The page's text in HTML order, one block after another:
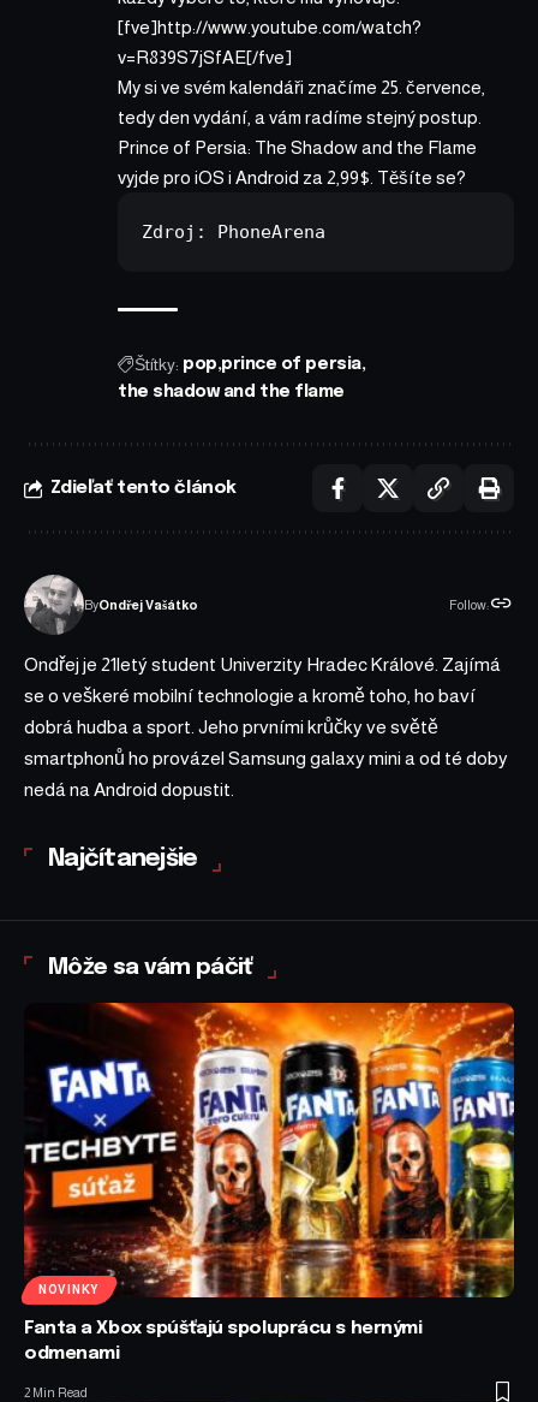
[fve]http://www.youtube.com/watch?
v=R839S7jSfAE[/fve]
My si ve svém kalendáři značíme 25. července,
tedy den vydání, a vám radíme stejný postup.
Prince of Persia: The Shadow and the Flame
vyjde pro iOS i Android za 2,99$. Těšíte se?
Zdroj: PhoneArena
Štítky: pop prince of persia
the shadow and the flame
Zdieľať tento článok
ByOndřej Vašátko Follow:
Ondřej je 21letý student Univerzity Hradec Králové. Zajímá
se o veškeré mobilní technologie a kromě toho, ho baví
dobrá hudba a sport. Jeho prvními krůčky ve světě
smartphonů ho provázel Samsung galaxy mini a od té doby
nedá na Android dopustit.
Najčítanejšie
Môže sa vám páčiť
NOVINKY
Fanta a Xbox spúšťajú spoluprácu s hernými
odmenami
2 Min Read